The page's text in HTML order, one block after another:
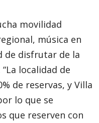
movilidad
música en
de disfrutar de la
localidad de
de reservas, y Villa
lo que se
que reserven con